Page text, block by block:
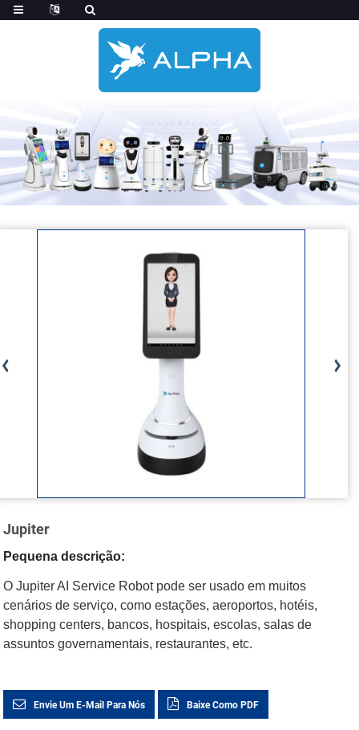
Jupiter
Pequena descrição:
O Jupiter AI Service Robot pode ser usado em muitos
cenários de serviço, como estações, aeroportos, hotéis,
shopping centers, bancos, hospitais, escolas, salas de
assuntos governamentais, restaurantes, etc.
Envie Um E-Mail Para Nós Baixe Como PDF